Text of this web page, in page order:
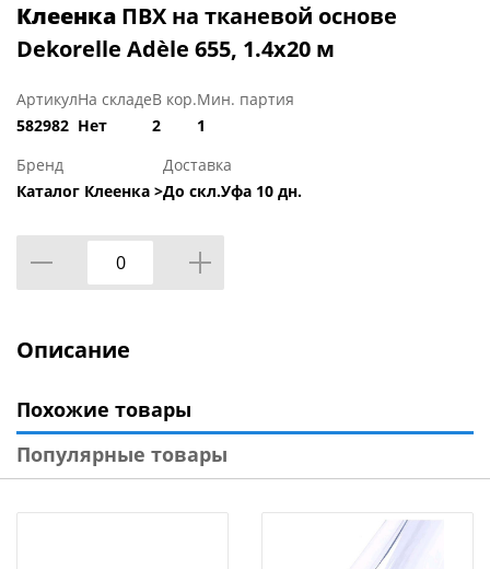
Клеенка ПВХ на тканевой основе
Dekorelle Adèle 655, 1.4х20 м
Артикул
582982
На складе
Нет
В кор.
2
Мин. партия
1
Бренд
Каталог Клеенка >
Доставка
До скл.Уфа 10 дн.
Описание
Похожие товары
Популярные товары